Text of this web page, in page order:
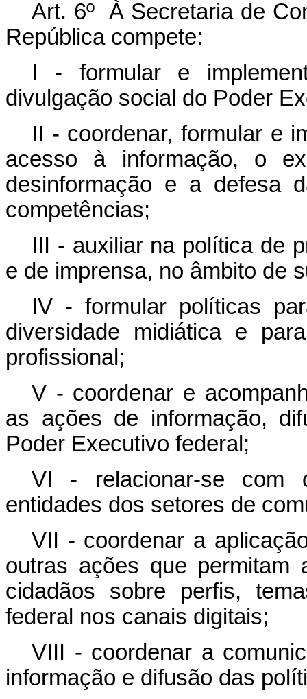
Art. 6º À Secretaria de
República compete:
I - formular e
divulgação social do Poder
II - coordenar, formular e
acesso à informação, o
desinformação e a defesa
competências;
III - auxiliar na política de
e de imprensa, no âmbito de
IV - formular políticas
diversidade midiática e
profissional;
V - coordenar e
as ações de informação,
Poder Executivo federal;
VI - relacionar-se com
entidades dos setores de
VII - coordenar a
outras ações que
cidadãos sobre perfis,
federal nos canais digitais;
VIII - coordenar a
informação e difusão das